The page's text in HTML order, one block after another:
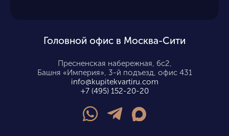
Головной офис в Москва-Сити
Пресненская набережная, 6с2,
Башня «Империя», 3-й подъезд, офис 431
info@kupitekvartiru.com
+7 (495) 152-20-20